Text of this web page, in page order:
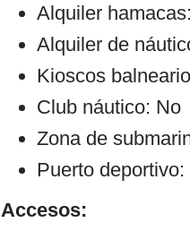
Alquiler
Alquiler de
Kioscos
Club náutico: No
Zona de
Puerto
Accesos: